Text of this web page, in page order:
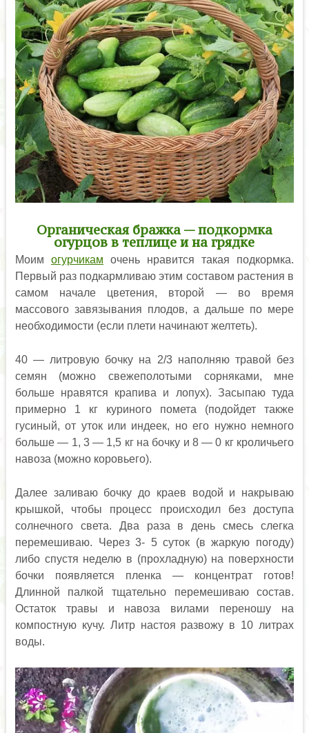
Органическая бражка — подкормка
огурцов в теплице и на грядке
Моим огурчикам очень нравится такая подкормка.
Первый раз подкармливаю этим составом растения в
самом начале цветения, второй — во время
массового завязывания плодов, а дальше по мере
необходимости (если плети начинают желтеть).
40 — литровую бочку на 2/3 наполняю травой без
семян (можно свежеполотыми сорняками, мне
больше нравятся крапива и лопух). Засыпаю туда
примерно 1 кг куриного помета (подойдет также
гусиный, от уток или индеек, но его нужно немного
больше — 1, 3 — 1,5 кг на бочку и 8 — 0 кг кроличьего
навоза (можно коровьего).
Далее заливаю бочку до краев водой и накрываю
крышкой, чтобы процесс происходил без доступа
солнечного света. Два раза в день смесь слегка
перемешиваю. Через 3- 5 суток (в жаркую погоду)
либо спустя неделю в (прохладную) на поверхности
бочки появляется пленка — концентрат готов!
Длинной палкой тщательно перемешиваю состав.
Остаток травы и навоза вилами переношу на
компостную кучу. Литр настоя развожу в 10 литрах
воды.